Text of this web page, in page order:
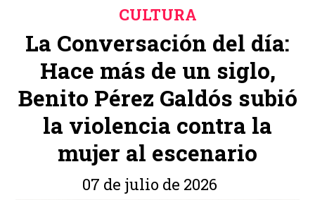
La Conversación del día:
Hace más de un siglo,
Benito Pérez Galdós subió
la violencia contra la
mujer al escenario
CULTURA
07 de julio de 2026